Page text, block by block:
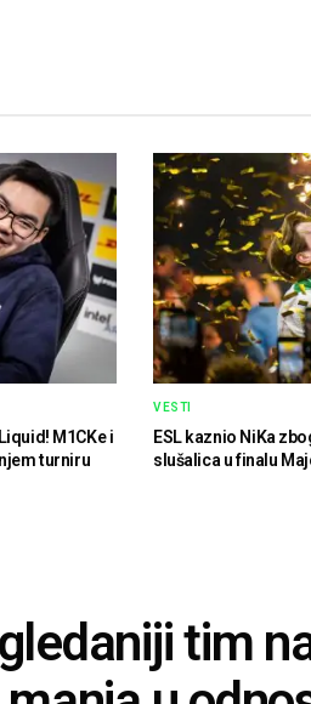
M1CKe i
turniru
VESTI
ESL kaznio NiKa
slušalica u finalu
tim